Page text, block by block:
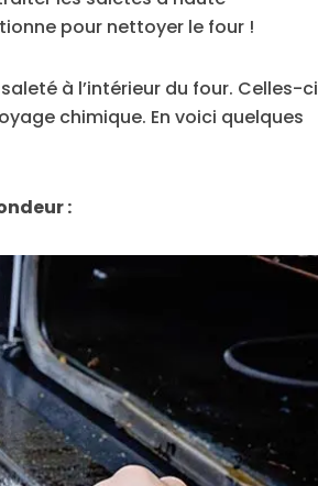
pour nettoyer le four !
à l’intérieur du four. Celles-ci
chimique. En voici quelques
: